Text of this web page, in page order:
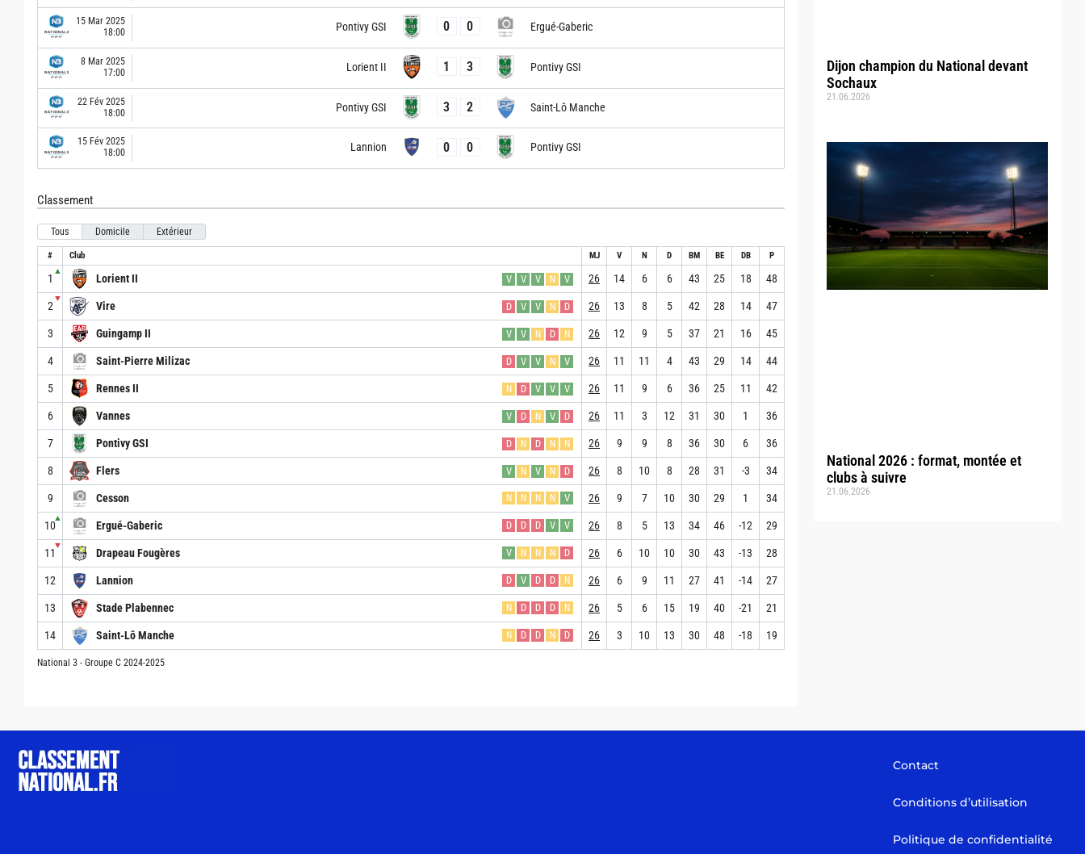
Dijon champion du National devant
Sochaux
21.06.2026
National 2026 : format, montée et
clubs à suivre
21.06.2026
15 Mar 2025
18:00
Pontivy GSI 0 0 Ergué-Gaberic
8 Mar 2025
17:00
Lorient II 1 3 Pontivy GSI
22 Fév 2025
18:00
Pontivy GSI 3 2 Saint-Lô Manche
15 Fév 2025
18:00
Lannion 0 0 Pontivy GSI
Classement
Tous Domicile Extérieur
# Club MJ V N D BM BE DB P
1
▲
Lorient II V V V N V 26 14 6 6 43 25 18 48
2
▼
Vire D V V N D 26 13 8 5 42 28 14 47
3 Guingamp II V V N D N 26 12 9 5 37 21 16 45
4 Saint-Pierre Milizac D V V N V 26 11 11 4 43 29 14 44
5 Rennes II N D V V V 26 11 9 6 36 25 11 42
6 Vannes V D N V D 26 11 3 12 31 30 1 36
7 Pontivy GSI D N D N N 26 9 9 8 36 30 6 36
8 Flers V N V N D 26 8 10 8 28 31 -3 34
9 Cesson N N N N V 26 9 7 10 30 29 1 34
10
▲
Ergué-Gaberic D D D V V 26 8 5 13 34 46 -12 29
11
▼
Drapeau Fougères V N N N D 26 6 10 10 30 43 -13 28
12 Lannion D V D D N 26 6 9 11 27 41 -14 27
13 Stade Plabennec N D D D N 26 5 6 15 19 40 -21 21
14 Saint-Lô Manche N D D N D 26 3 10 13 30 48 -18 19
National 3 - Groupe C 2024-2025
Contact
Conditions d’utilisation
Politique de confidentialité